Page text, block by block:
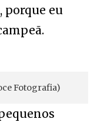
porque eu
Fotografia)